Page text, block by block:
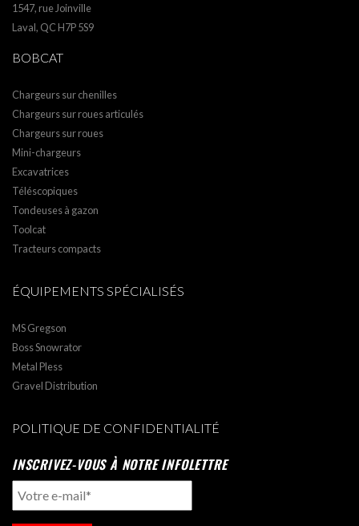
1547, rue Joinville
Laval, QC H7P 5S9
BOBCAT
Chargeurs sur chenilles
Chargeurs sur roues articulés
Chargeurs sur roues
Mini-chargeurs
Excavatrices
Téléscopiques
Tondeuses à gazon
Toolcat
Tracteurs compacts
ÉQUIPEMENTS SPÉCIALISÉS
MS Gregson
Boss Snowrator
Metal Pless
Gravel Distribution
POLITIQUE DE CONFIDENTIALITÉ
INSCRIVEZ-VOUS À NOTRE INFOLETTRE